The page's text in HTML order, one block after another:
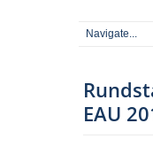
EAU